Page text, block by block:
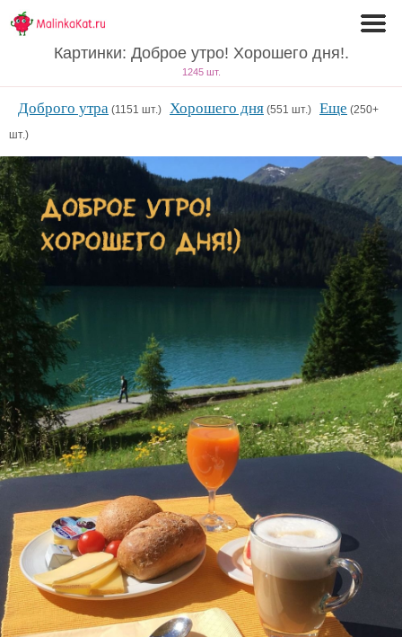
Картинки: Доброе утро! Хорошего дня!.
1245 шт.
Доброго утра (1151 шт.) Хорошего дня (551 шт.) Еще (250+
шт.)